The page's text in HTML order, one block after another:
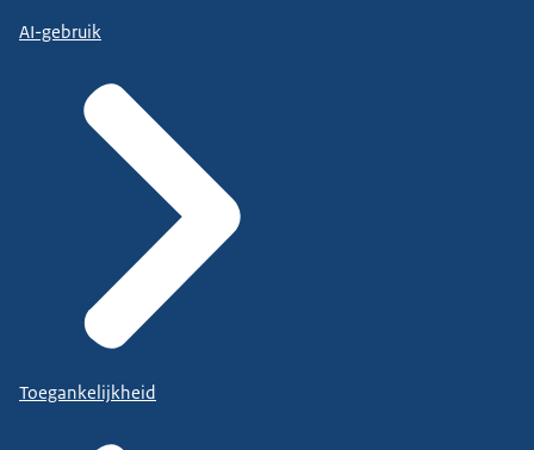
AI-gebruik
Toegankelijkheid